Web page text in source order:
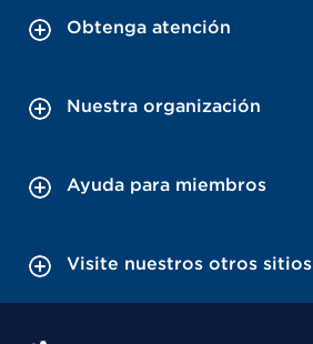
Obtenga atención
Nuestra organización
Ayuda para miembros
Visite nuestros otros sitios